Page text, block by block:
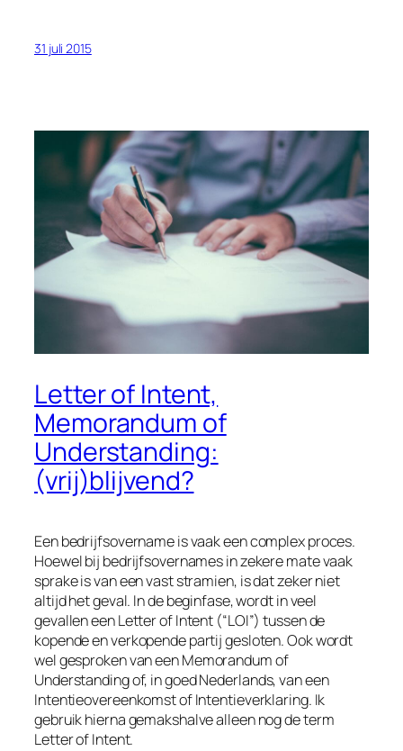
31 juli 2015
Letter of Intent,
Memorandum of
Understanding:
(vrij)blijvend?
Een bedrijfsovername is vaak een complex proces.
Hoewel bij bedrijfsovernames in zekere mate vaak
sprake is van een vast stramien, is dat zeker niet
altijd het geval. In de beginfase, wordt in veel
gevallen eenLetter of Intent (“LOI”) tussen de
kopende en verkopende partij gesloten. Ook wordt
wel gesproken van eenMemorandum of
Understandingof, in goed Nederlands, van een
Intentieovereenkomst of Intentieverklaring. Ik
gebruik hierna gemakshalve alleen nog de term
Letter of Intent.